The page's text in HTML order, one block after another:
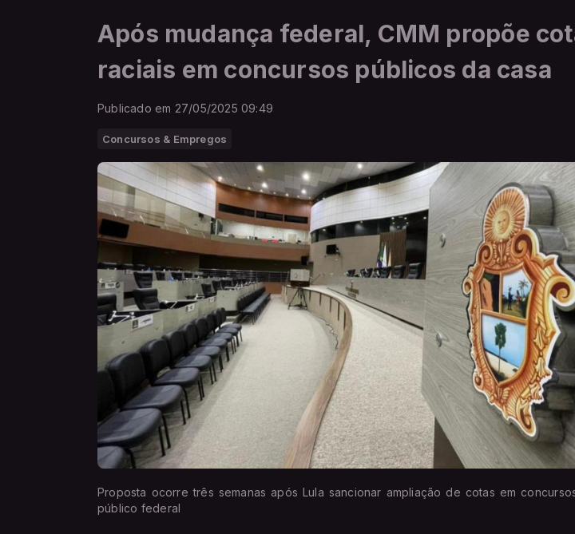
Após mudança federal, CMM propõe
raciais em concursos públicos da casa
Publicado em 27/05/2025 09:49
Concursos & Empregos
Proposta ocorre três semanas após Lula sancionar ampliação de cotas em
público federal